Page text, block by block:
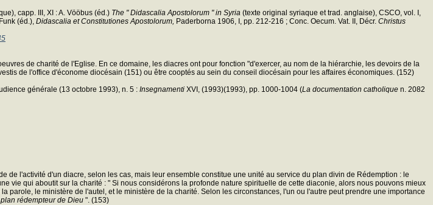
capp. III, XI : A. Vööbus (éd.) The " Didascalia Apostolorum " in Syria (texte original syriaque et trad. anglaise), CSCO, vol. I,
(éd.), Didascalia et Constitutiones Apostolorum, Paderborna 1906, I, pp. 212-216 ; Conc. Oecum. Vat. II, Décr. Christus
de charité de l'Eglise. En ce domaine, les diacres ont pour fonction "d'exercer, au nom de la hiérarchie, les devoirs de la
de l'office d'économe diocésain (151) ou être cooptés au sein du conseil diocésain pour les affaires économiques. (152)
générale (13 octobre 1993), n. 5 : Insegnamenti XVI, (1993)(1993), pp. 1000-1004 (La documentation catholique n. 2082
l'activité d'un diacre, selon les cas, mais leur ensemble constitue une unité au service du plan divin de Rédemption : le
vie qui aboutit sur la charité : " Si nous considérons la profonde nature spirituelle de cette diaconie, alors nous pouvons mieux
parole, le ministère de l'autel, et le ministère de la charité. Selon les circonstances, l'un ou l'autre peut prendre une importance
rédempteur de Dieu ". (153)